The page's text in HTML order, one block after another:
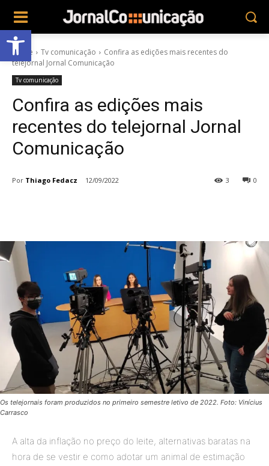
Abrir a barra de ferramentas
Home Tv comunicação
Confira as edições mais recentes do
telejornal Jornal Comunicação
Tv comunicação
Confira as edições mais
recentes do telejornal Jornal
Comunicação
Por Thiago Fedacz 12/09/2022 0
3
Os telejornais foram produzidos no primeiro semestre letivo de 2022. Foto: Vinícius
Carrasco
A alta da inflação no preço do leite, alternativas baratas na
hora de se vestir e como adotar um animal de estimação